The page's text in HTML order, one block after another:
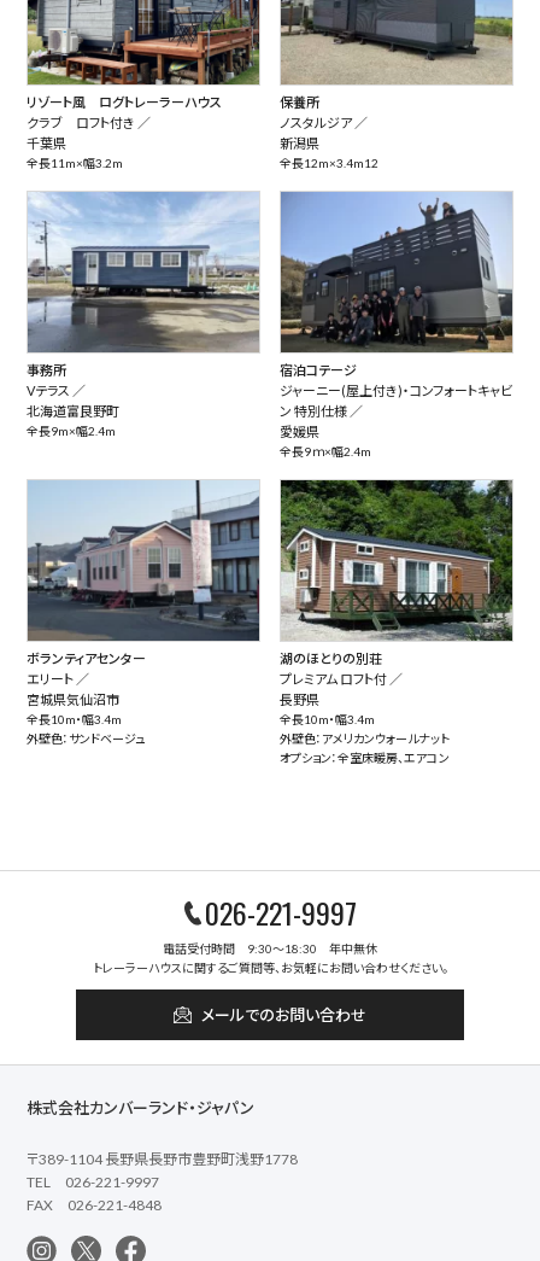
リゾート風 ログトレーラーハウス
クラブ ロフト付き ／
千葉県
全長11m×幅3.2m
保養所
ノスタルジア ／
新潟県
全長12m×3.4m12
事務所
Vテラス ／
北海道富良野町
全長9m×幅2.4m
宿泊コテージ
ジャーニー(屋上付き)・コンフォートキャビ
ン 特別仕様 ／
愛媛県
全長9ｍ×幅2.4m
ボランティアセンター
エリート ／
宮城県気仙沼市
全長10m・幅3.4m
外壁色：サンドベージュ
湖のほとりの別荘
プレミアム ロフト付 ／
長野県
全長10m・幅3.4m
外壁色：アメリカンウォールナット
オプション：全室床暖房、エアコン
026-221-9997
電話受付時間 9:30～18:30 年中無休
トレーラーハウスに関するご質問等、お気軽にお問い合わせください。
メールでのお問い合わせ
株式会社カンバーランド・ジャパン
〒389-1104 長野県長野市豊野町浅野1778
TEL 026-221-9997
FAX 026-221-4848